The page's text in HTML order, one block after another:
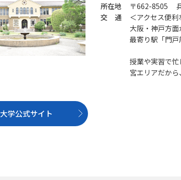
所在地
〒662-8505
交 通
＜アクセス便
大阪・神戸方面
最寄り駅「門戸
授業や実習で
宮エリアだから
大学公式サイト